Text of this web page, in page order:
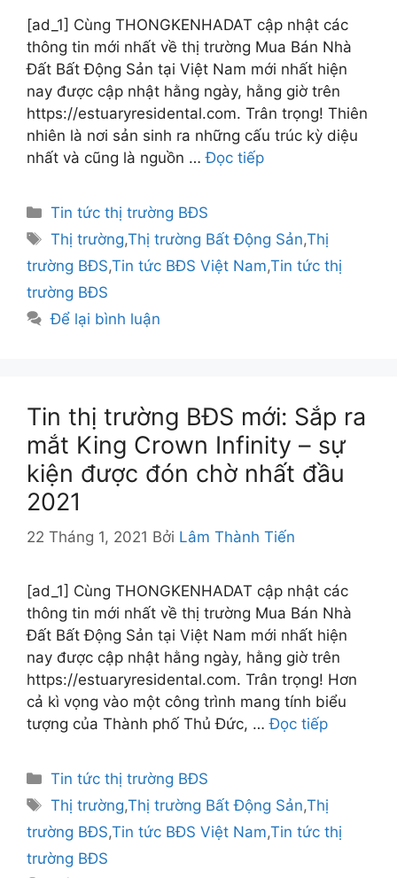
[ad_1] Cùng THONGKENHADAT cập nhật các
thông tin mới nhất về thị trường Mua Bán Nhà
Đất Bất Động Sản tại Việt Nam mới nhất hiện
nay được cập nhật hằng ngày, hằng giờ trên
https://estuaryresidental.com. Trân trọng! Thiên
nhiên là nơi sản sinh ra những cấu trúc kỳ diệu
nhất và cũng là nguồn …Đọc tiếp
Danh
mục
Tin tức thị trường BĐS
Thẻ
Thị trường,Thị trường Bất Động Sản,Thị
trường BĐS,Tin tức BĐS Việt Nam,Tin tức thị
trường BĐS
Để lại bình luận
Tin thị trường BĐS mới: Sắp ra
mắt King Crown Infinity – sự
kiện được đón chờ nhất đầu
2021
22 Tháng 1, 2021 Bởi Lâm Thành Tiến
[ad_1] Cùng THONGKENHADAT cập nhật các
thông tin mới nhất về thị trường Mua Bán Nhà
Đất Bất Động Sản tại Việt Nam mới nhất hiện
nay được cập nhật hằng ngày, hằng giờ trên
https://estuaryresidental.com. Trân trọng! Hơn
cả kì vọng vào một công trình mang tính biểu
tượng của Thành phố Thủ Đức, …Đọc tiếp
Danh
mục
Tin tức thị trường BĐS
Thẻ
Thị trường,Thị trường Bất Động Sản,Thị
trường BĐS,Tin tức BĐS Việt Nam,Tin tức thị
trường BĐS